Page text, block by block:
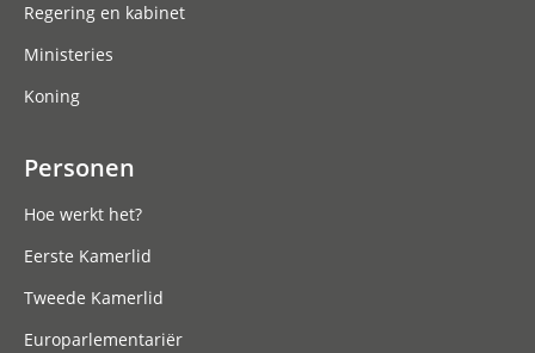
Regering en kabinet
Ministeries
Koning
Personen
Hoe werkt het?
Eerste Kamerlid
Tweede Kamerlid
Europarlementariër